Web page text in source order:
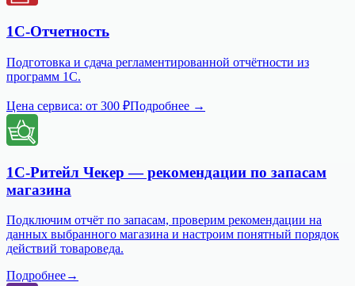
1С-Отчетность
Подготовка и сдача регламентированной отчётности из
программ 1С.
Цена сервиса: от 300 ₽Подробнее →
1С-Ритейл Чекер — рекомендации по запасам
магазина
Подключим отчёт по запасам, проверим рекомендации на
данных выбранного магазина и настроим понятный порядок
действий товароведа.
Подробнее→